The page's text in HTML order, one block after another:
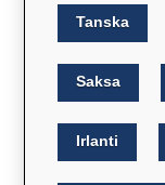
Tanska
Saksa
Irlanti